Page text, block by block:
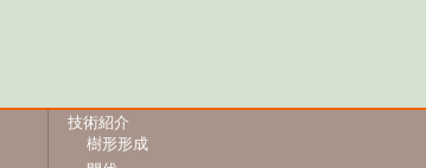
技術紹介
樹形形成